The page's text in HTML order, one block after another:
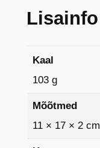
Lisainfo
Kaal
103 g
Mõõtmed
11 × 17 × 2 cm